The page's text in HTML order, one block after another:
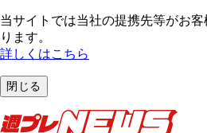
当サイトでは当社の提携先等がお
ります。
詳しくはこちら
閉じる